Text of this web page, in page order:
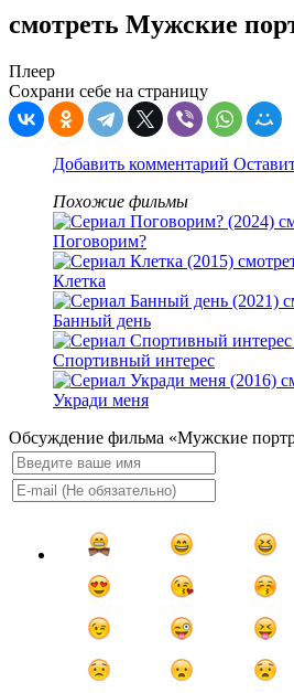
смотреть Мужские
Плеер
Сохрани себе на страницу
Добавить комментарий
Похожие фильмы
Поговорим?
Клетка
Банный день
Спортивный интерес
Укради меня
Обсуждение фильма «Мужские